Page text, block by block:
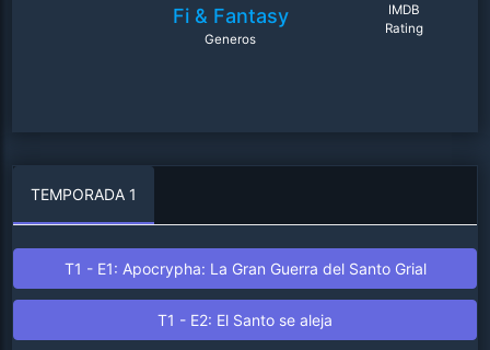
Fi & Fantasy
Generos
IMDB
Rating
TEMPORADA 1
T1 - E1: Apocrypha: La Gran Guerra del Santo Grial
T1 - E2: El Santo se aleja